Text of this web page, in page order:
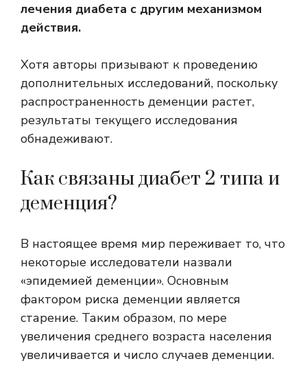
лечения диабета с другим механизмом
действия.
Хотя авторы призывают к проведению
дополнительных исследований, поскольку
распространенность деменции растет,
результаты текущего исследования
обнадеживают.
Как связаны диабет 2 типа и
деменция?
В настоящее время мир переживает то, что
некоторые исследователи назвали
«эпидемией деменции». Основным
фактором риска деменции является
старение. Таким образом, по мере
увеличения среднего возраста населения
увеличивается и число случаев деменции.